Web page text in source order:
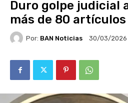
Duro golpe judicial
más de 80
Por: BAN Noticias 30/03/2026